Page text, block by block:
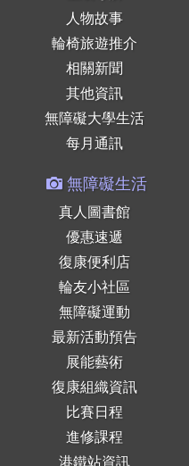
人物故事
輪椅旅遊推介
相關新聞
其他資訊
無障礙大學生活
每月通訊
無障礙生活
真人圖書館
優惠速遞
復康便利店
輪友小社區
無障礙運動
最新活動預告
展能藝術
復康組織資訊
比賽日程
進修課程
港鐵站資訊